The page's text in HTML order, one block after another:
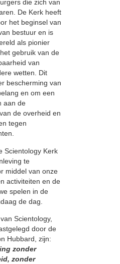
die zich van
De Kerk heeft
het beginsel van
bestuur en is
als pionier
gebruik van de
van
wetten. Dit
bescherming van
en om een
aan de
de overheid en
tegen
Scientology Kerk
te
middel van onze
activiteiten en de
spelen in de
de dag.
Scientology,
door de
Hubbard, zijn:
zonder
zonder